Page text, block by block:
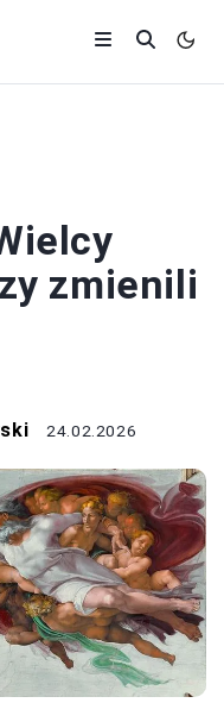
zmienili
24.02.2026